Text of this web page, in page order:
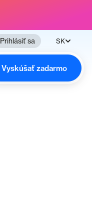
Prihlásiť sa SK
Vyskúšať zadarmo